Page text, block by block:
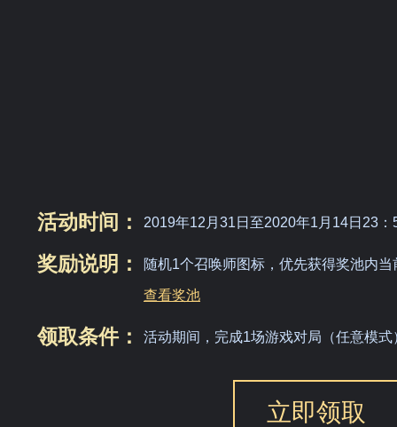
活动时间： 2019年12月31日至2020年1月14日23：
奖励说明： 随机1个召唤师图标，优先获得奖池内
查看奖池
领取条件： 活动期间，完成1场游戏对局（任意模式
立即领取